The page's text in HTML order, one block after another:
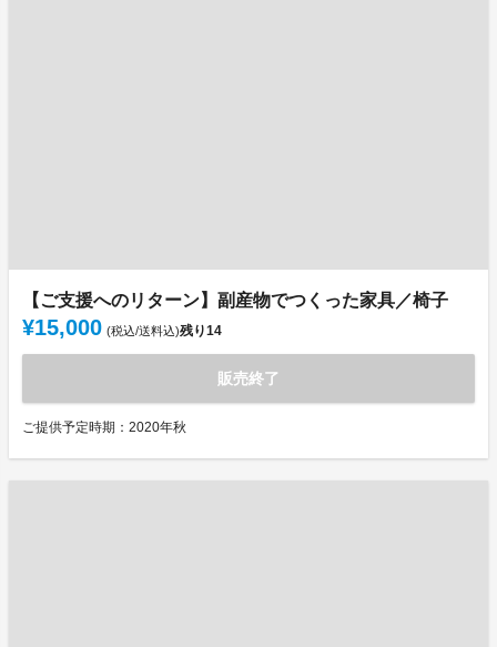
【ご支援へのリターン】副産物でつくった家具／椅子
¥15,000 (税込/送料込)残り14
販売終了
ご提供予定時期：2020年秋